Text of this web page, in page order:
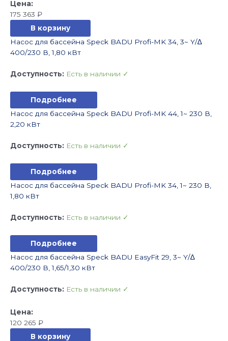
175 363 ₽
В корзину
Насос для бассейна Speck BADU Profi-MK 34, 3~ Y/∆
400/230 В, 1,80 кВт
Доступность: Есть в наличии ✓
Подробнее
Насос для бассейна Speck BADU Profi-MK 44, 1~ 230 В,
2,20 кВт
Доступность: Есть в наличии ✓
Подробнее
Насос для бассейна Speck BADU Profi-MK 34, 1~ 230 В,
1,80 кВт
Доступность: Есть в наличии ✓
Подробнее
Насос для бассейна Speck BADU EasyFit 29, 3~ Y/∆
400/230 В, 1,65/1,30 кВт
Доступность: Есть в наличии ✓
120 265 ₽
В корзину